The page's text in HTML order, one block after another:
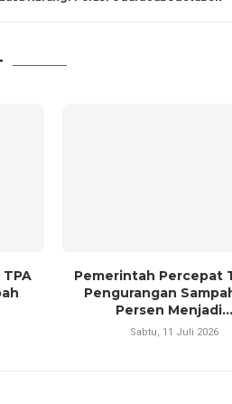
Pemerintah Percepat
Pengurangan
Persen Menjadi...
Sabtu, 11 Juli 2026